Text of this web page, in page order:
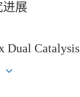
展
Dual Catalysis